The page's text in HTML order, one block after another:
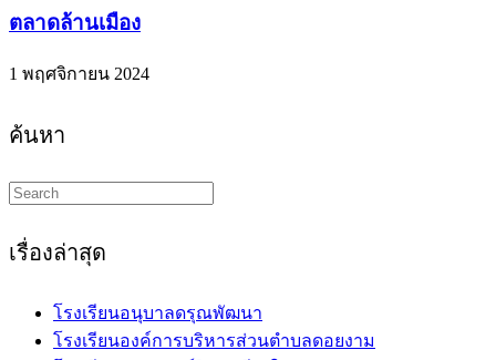
ตลาดล้านเมือง
1 พฤศจิกายน 2024
ค้นหา
Search
this
เรื่องล่าสุด
โรงเรียนอนุบาลดรุณพัฒนา
โรงเรียนองค์การบริหารส่วนตำบลดอยงาม